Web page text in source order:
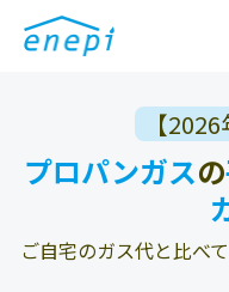
【
プロパンガスの
ご自宅のガス代と比べ